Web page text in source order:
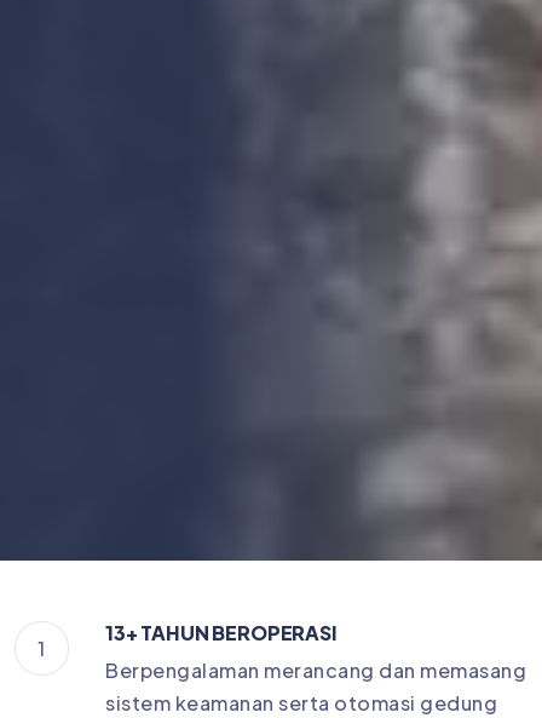
1
13+ TAHUN BEROPERASI
Berpengalaman merancang dan memasang
sistem keamanan serta otomasi gedung